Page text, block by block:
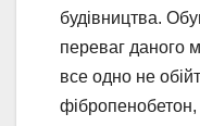
будівництва.
переваг даного
все одно не
фібропенобетон,